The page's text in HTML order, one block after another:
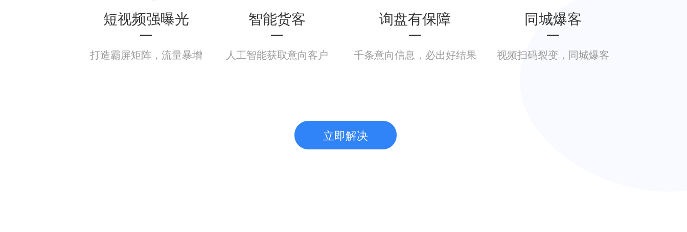
短视频强曝光
打造霸屏矩阵，流量暴增
智能货客
人工智能获取意向客户
询盘有保障
千条意向信息，必出好结果
同城爆客
视频扫码裂变，同城爆客
立即解决